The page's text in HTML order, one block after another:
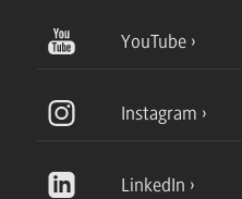
YouTube
Instagram
LinkedIn